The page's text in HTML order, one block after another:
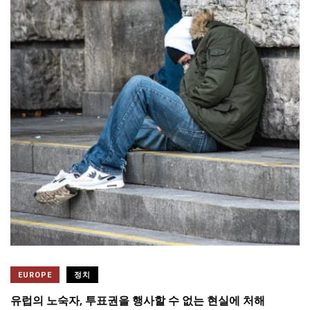
EUROPE 정치
유럽의 노숙자, 투표권을 행사할 수 없는 현실에 처해